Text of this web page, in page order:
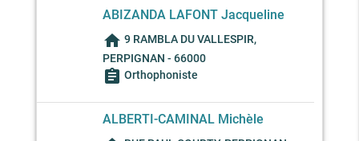
ABIZANDA LAFONT Jacqueline
home 9 RAMBLA DU VALLESPIR,
PERPIGNAN - 66000
assignment Orthophoniste
ALBERTI-CAMINAL Michèle